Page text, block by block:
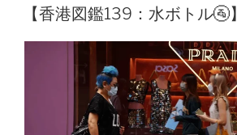
【香港図鑑139：水ボトル🚰】